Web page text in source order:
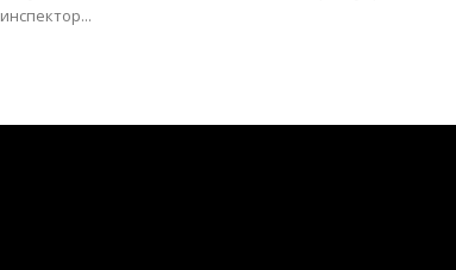
инспектор...